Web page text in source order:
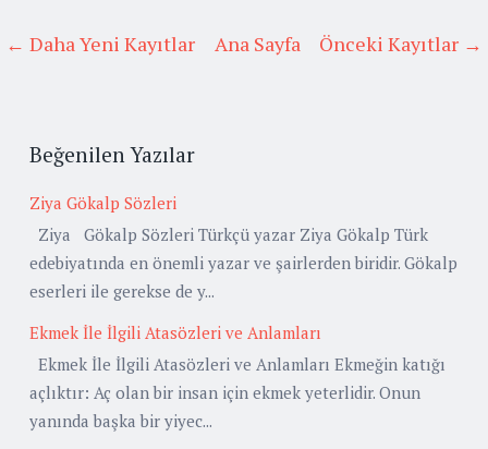
← Daha Yeni Kayıtlar Önceki Kayıtlar →
Ana Sayfa
Beğenilen Yazılar
Ziya Gökalp Sözleri
Ziya Gökalp Sözleri Türkçü yazar Ziya Gökalp Türk
edebiyatında en önemli yazar ve şairlerden biridir. Gökalp
eserleri ile gerekse de y...
Ekmek İle İlgili Atasözleri ve Anlamları
Ekmek İle İlgili Atasözleri ve Anlamları Ekmeğin katığı
açlıktır: Aç olan bir insan için ekmek yeterlidir. Onun
yanında başka bir yiyec...